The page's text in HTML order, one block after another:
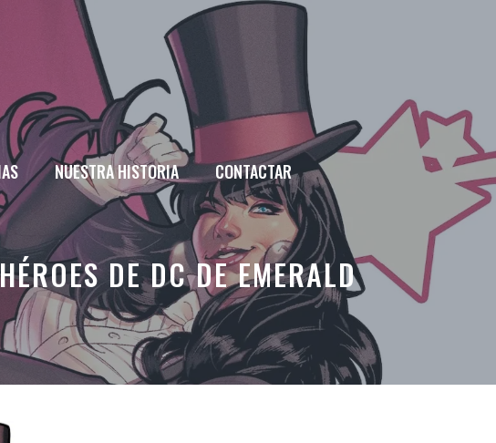
NUESTRA HISTORIA CONTACTAR
DE DC DE EMERALD